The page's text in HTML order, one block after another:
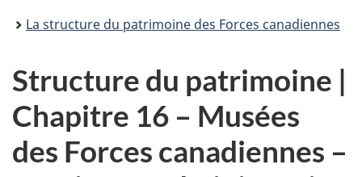
La structure du patrimoine des Forces canadiennes
Structure du patrimoine |
Chapitre 16 – Musées
des Forces canadiennes –